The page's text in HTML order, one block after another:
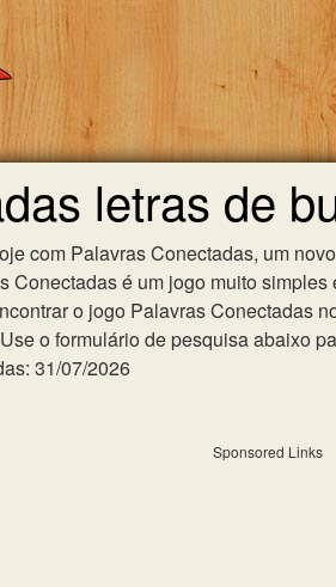
letras de
com Palavras Conectadas, um
Conectadas é um jogo muito
o jogo Palavras Conectadas
o formulário de pesquisa abaixo
31/07/2026
Sponsored Links